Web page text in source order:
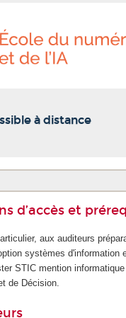
à distance
d’accès et
aux auditeurs
systèmes d'information
STIC mention
de Décision.